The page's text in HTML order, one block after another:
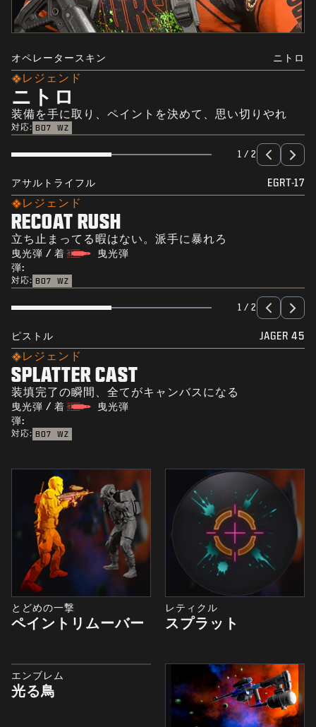
オペレータースキン ニトロ
レジェンド
ニトロ
装備を手に取り、ペイントを決めて、思い切りやれ
対応: BO7 WZ
1 / 2
アサルトライフル EGRT-17
レジェンド
RECOAT RUSH
立ち止まってる暇はない。派手に暴れろ
曳光弾 / 着
弾:
曳光弾
対応: BO7 WZ
1 / 2
ピストル JAGER 45
レジェンド
SPLATTER CAST
装填完了の瞬間、全てがキャンバスになる
曳光弾 / 着
弾:
曳光弾
対応: BO7 WZ
とどめの一撃
ペイントリムーバー
レティクル
スプラット
エンブレム
光る鳥